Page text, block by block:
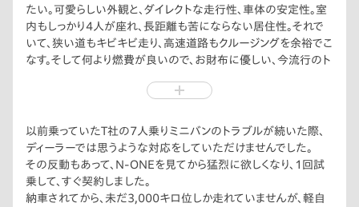
たい。可愛らしい外観と、ダイレクトな走行性、車体の安定性。室
内もしっかり4人が座れ、長距離も苦にならない居住性。それで
いて、狭い道もキビキビ走り、高速道路もクルージングを余裕でこ
なす。そして何より燃費が良いので、お財布に優しい、今流行のト
できて、いざという時に頼りになる、車です。風が強い日も安心し
以前乗っていたT社の7人乗りミニバンのトラブルが続いた際、
ディーラーでは思うような対応をしていただけませんでした。
その反動もあって、N-ONEを見てから猛烈に欲しくなり、1回試
乗して、すぐ契約しました。
納車されてから、未だ3,000キロ位しか走れていませんが、軽自